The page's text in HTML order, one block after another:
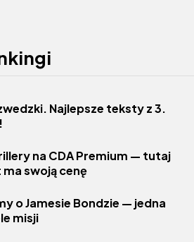
Najlepsze teksty z 3.
na CDA Premium — tutaj
swoją cenę
o Jamesie Bondzie — jedna
misji